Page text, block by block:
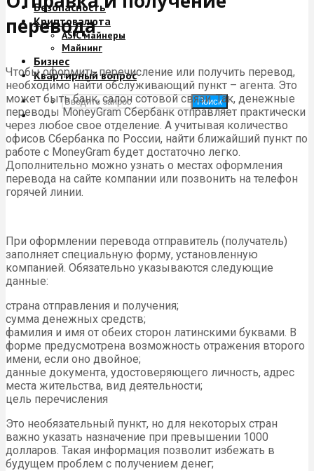
Безопасность
Криптовалюта
ASIC майнеры
Майнинг
Бизнес
Квартирный вопрос
Поиск
перевода
Чтобы оформить перечисление или получить перевод,
необходимо найти обслуживающий пункт – агента. Это
может быть банк, салон сотовой связи. Так, денежные
переводы MoneyGram Сбербанк отправляет практически
через любое свое отделение. А учитывая количество
офисов Сбербанка по России, найти ближайший пункт по
работе с MoneyGram будет достаточно легко.
Дополнительно можно узнать о местах оформления
перевода на сайте компании или позвонить на телефон
горячей линии.
При оформлении перевода отправитель (получатель)
заполняет специальную форму, установленную
компанией. Обязательно указываются следующие
данные:
страна отправления и получения;
сумма денежных средств;
фамилия и имя от обеих сторон латинскими буквами. В
форме предусмотрена возможность отражения второго
имени, если оно двойное;
данные документа, удостоверяющего личность, адрес
места жительства, вид деятельности;
цель перечисления
Это необязательный пункт, но для некоторых стран
важно указать назначение при превышении 1000
долларов. Такая информация позволит избежать в
будущем проблем с получением денег;